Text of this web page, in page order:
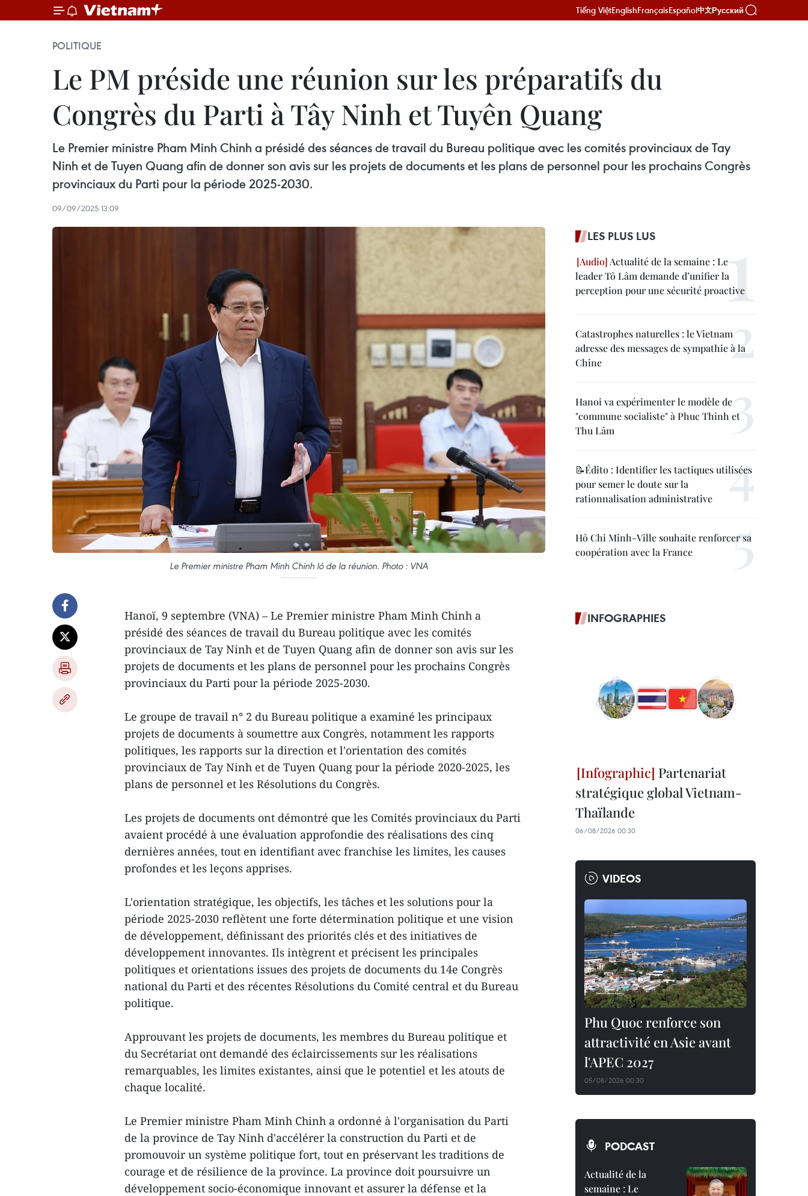
Tiếng ViệtEnglishFrançaisEspañol中文Русский
POLITIQUE
Le PM préside une réunion sur les préparatifs du
Congrès du Parti à Tây Ninh et Tuyên Quang
Le Premier ministre Pham Minh Chinh a présidé des séances de travail du Bureau politique avec les comités provinciaux de Tay
Ninh et de Tuyen Quang afin de donner son avis sur les projets de documents et les plans de personnel pour les prochains Congrès
provinciaux du Parti pour la période 2025-2030.
09/09/2025 13:09
Le Premier ministre Pham Minh Chinh ló de la réunion. Photo : VNA
Hanoï, 9 septembre (VNA) – Le Premier ministre Pham Minh Chinh a
présidé des séances de travail du Bureau politique avec les comités
provinciaux de Tay Ninh et de Tuyen Quang afin de donner son avis sur les
projets de documents et les plans de personnel pour les prochains Congrès
provinciaux du Parti pour la période 2025-2030.
Le groupe de travail n° 2 du Bureau politique a examiné les principaux
projets de documents à soumettre aux Congrès, notamment les rapports
politiques, les rapports sur la direction et l'orientation des comités
provinciaux de Tay Ninh et de Tuyen Quang pour la période 2020-2025, les
plans de personnel et les Résolutions du Congrès.
Les projets de documents ont démontré que les Comités provinciaux du Parti
avaient procédé à une évaluation approfondie des réalisations des cinq
dernières années, tout en identifiant avec franchise les limites, les causes
profondes et les leçons apprises.
L'orientation stratégique, les objectifs, les tâches et les solutions pour la
période 2025-2030 reflètent une forte détermination politique et une vision
de développement, définissant des priorités clés et des initiatives de
développement innovantes. Ils intègrent et précisent les principales
politiques et orientations issues des projets de documents du 14e Congrès
national du Parti et des récentes Résolutions du Comité central et du Bureau
politique.
Approuvant les projets de documents, les membres du Bureau politique et
du Secrétariat ont demandé des éclaircissements sur les réalisations
remarquables, les limites existantes, ainsi que le potentiel et les atouts de
chaque localité.
Le Premier ministre Pham Minh Chinh a ordonné à l'organisation du Parti
de la province de Tay Ninh d'accélérer la construction du Parti et de
promouvoir un système politique fort, tout en préservant les traditions de
courage et de résilience de la province. La province doit poursuivre un
développement socio-économique innovant et assurer la défense et la
LES PLUS LUS
Actualité de la semaine : Le
leader Tô Lâm demande d’unifier la
perception pour une sécurité proactive
Catastrophes naturelles : le Vietnam
adresse des messages de sympathie à la
Chine
Hanoi va expérimenter le modèle de
"commune socialiste" à Phuc Thinh et
Thu Lâm
📝Édito : Identifier les tactiques utilisées
pour semer le doute sur la
rationnalisation administrative
Hô Chi Minh-Ville souhaite renforcer sa
coopération avec la France
INFOGRAPHIES
Partenariat
stratégique global Vietnam-
Thaïlande
06/08/2026 00:30
VIDEOS
Phu Quoc renforce son
attractivité en Asie avant
l'APEC 2027
05/08/2026 00:30
PODCAST
Actualité de la
semaine : Le